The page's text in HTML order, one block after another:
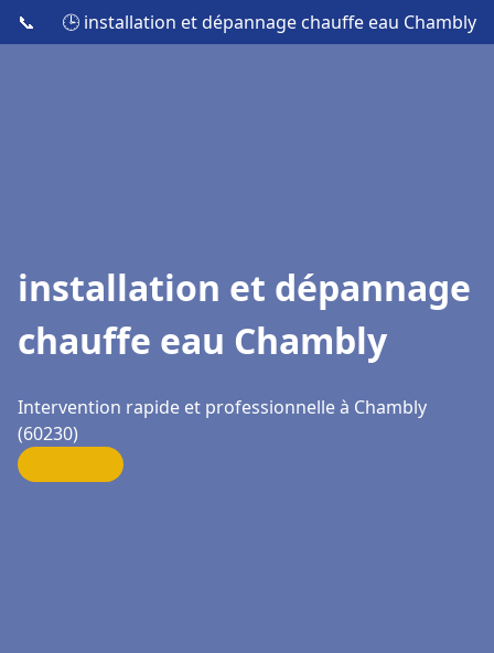
📞 🕒 installation et dépannage chauffe eau Chambly
installation et dépannage
chauffe eau Chambly
Intervention rapide et professionnelle à Chambly
(60230)